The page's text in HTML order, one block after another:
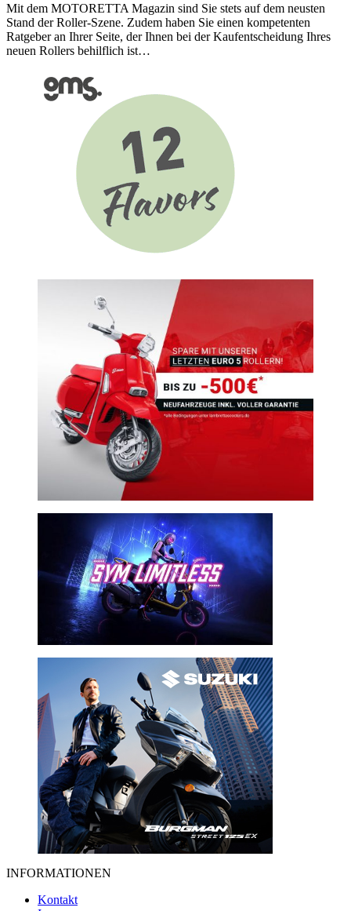
Mit dem MOTORETTA Magazin sind Sie stets auf dem neusten
Stand der Roller-Szene. Zudem haben Sie einen kompetenten
Ratgeber an Ihrer Seite, der Ihnen bei der Kaufentscheidung Ihres
neuen Rollers behilflich ist…
INFORMATIONEN
Kontakt